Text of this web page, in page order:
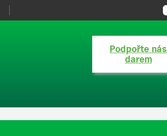
Podpořte nás
darem